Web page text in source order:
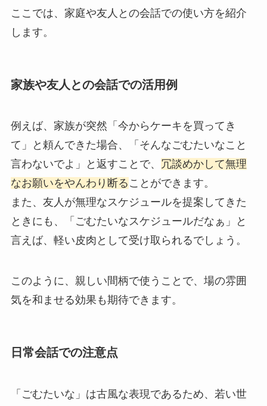
ここでは、家庭や友人との会話での使い方を紹介
します。
家族や友人との会話での活用例
例えば、家族が突然「今からケーキを買ってき
て」と頼んできた場合、「そんなごむたいなこと
言わないでよ」と返すことで、 冗談めかして無理
なお願いをやんわり断る ことができます。
また、友人が無理なスケジュールを提案してきた
ときにも、「ごむたいなスケジュールだなぁ」と
言えば、軽い皮肉として受け取られるでしょう。
このように、親しい間柄で使うことで、場の雰囲
気を和ませる効果も期待できます。
日常会話での注意点
「ごむたいな」は古風な表現であるため、若い世